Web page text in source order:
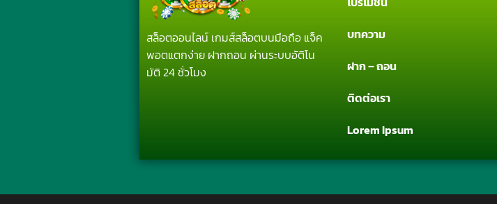
สล็อตออนไลน์ เกมส์สล็อตบนมือถือ แจ็ค
พอตแตกง่าย ฝากถอน ผ่านระบบอัติโน
มัติ 24 ชั่วโมง
บทความ
ฝาก – ถอน
ติดต่อเรา
Lorem Ipsum